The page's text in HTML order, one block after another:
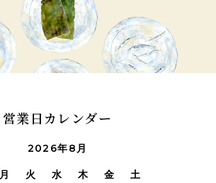
営業日カレンダー
2026年8月
月 火 水 木 金 土